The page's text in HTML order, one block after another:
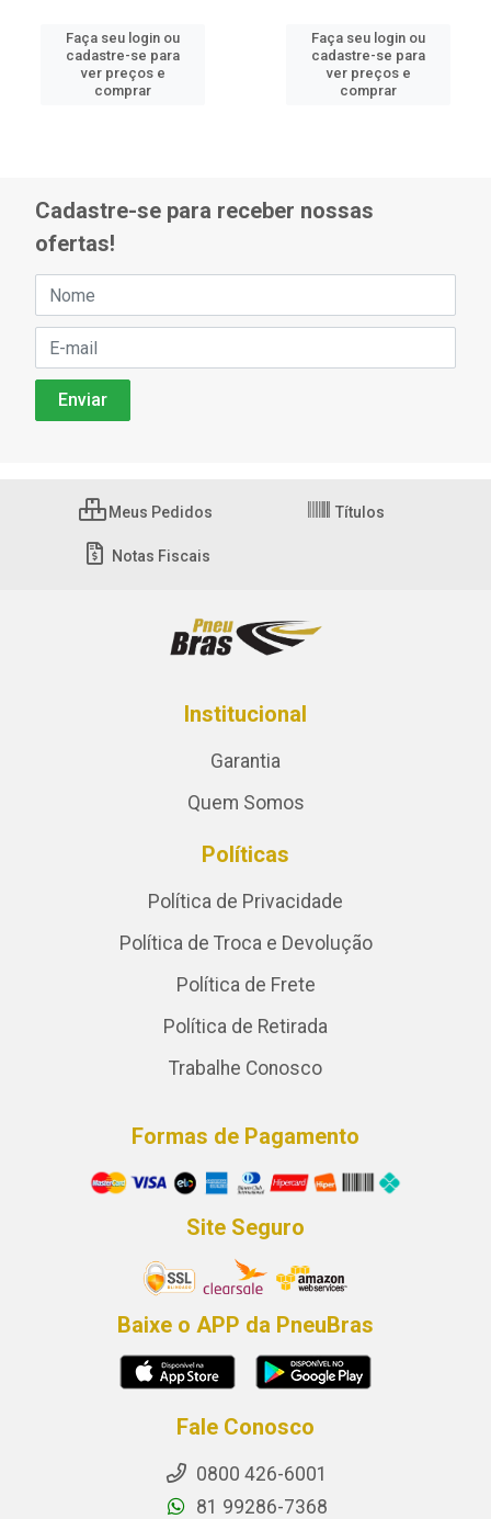
Faça seu login ou
cadastre-se para
ver preços e
comprar
Faça seu login ou
cadastre-se para
ver preços e
comprar
Cadastre-se para receber nossas
ofertas!
Meus Pedidos Títulos
Notas Fiscais
Institucional
Garantia
Quem Somos
Políticas
Política de Privacidade
Política de Troca e Devolução
Política de Frete
Política de Retirada
Trabalhe Conosco
Formas de Pagamento
Site Seguro
Baixe o APP da PneuBras
Fale Conosco
0800 426-6001
81 99286-7368